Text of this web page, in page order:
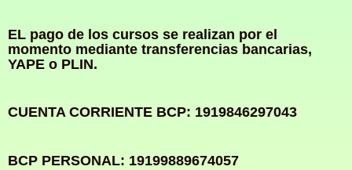
EL pago de los cursos se realizan por el
momento mediante transferencias bancarias,
YAPE o PLIN.
CUENTA CORRIENTE BCP: 1919846297043
BCP PERSONAL: 19199889674057